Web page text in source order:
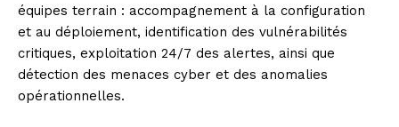
équipes terrain : accompagnement à la configuration
et au déploiement, identification des vulnérabilités
critiques, exploitation 24/7 des alertes, ainsi que
détection des menaces cyber et des anomalies
opérationnelles.